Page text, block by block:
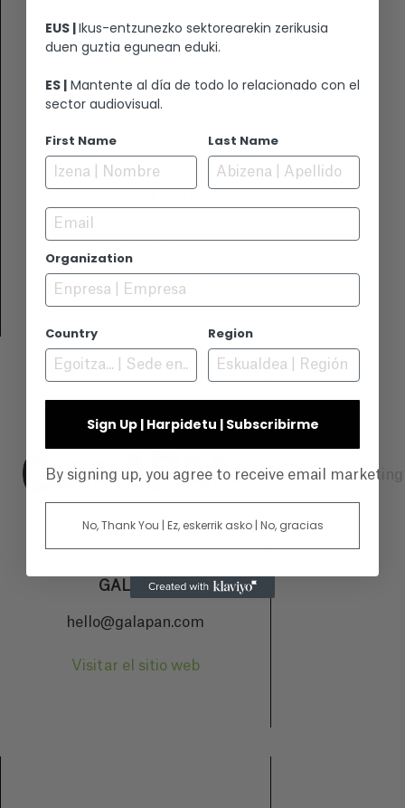
contacto@gachirofilms.com
620203236
Visitar el sitio web
GALAPAN
hello@galapan.com
Visitar el sitio web
EUS |Ikus-entzunezko sektorearekin zerikusia
duen guztia egunean eduki.
ES | Mantente al día de todo lo relacionado con el
sector audiovisual.
First Name Last Name
Email
Organization
Country Region
Sign Up | Harpidetu | Subscribirme
By signing up, you agree to receive email
No, Thank You | Ez, eskerrik asko | No, gracias